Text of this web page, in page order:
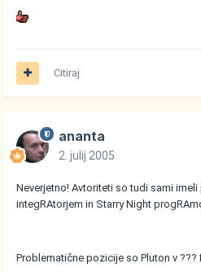
Citiraj
ananta
2. julij 2005
Neverjetno! Avtoriteti so tudi sami
integRAtorjem in Starry Night
Problematične pozicije so Pluton v ???